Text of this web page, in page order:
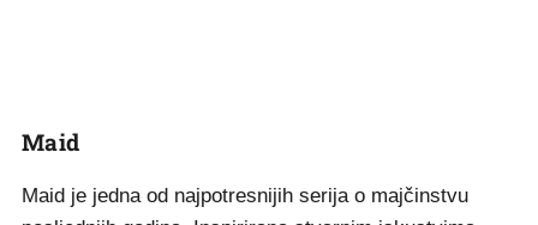
Maid
Maid je jedna od najpotresnijih serija o majčinstvu